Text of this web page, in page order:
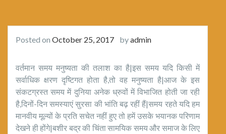
Posted on October 25, 2017 byadmin
वर्तमान समय मनुष्यता की तलाश का है|इस समय यदि किसी में
सर्वाधिक क्षरण दृष्टिगत होता है,तो वह मनुष्यता है|आज के इस
संकटग्रस्त समय में दुनिया अनेक ध्रुवों में विभाजित होती जा रही
है,दिनों-दिन समस्याएं सुरसा की भांति बढ़ रहीं हैं|समय रहते यदि हम
मानवीय मूल्यों के प्रति सचेत नहीं हुए तो हमें उसके भयानक परिणाम
देखने ही होंगे|बशीर बद्र की चिंता सामयिक समय और समाज के लिए